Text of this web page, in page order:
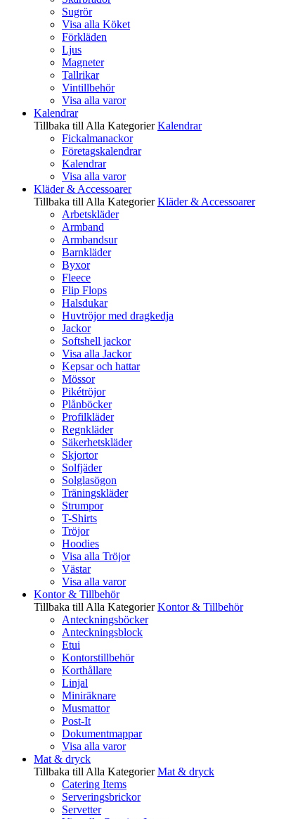
Sugrör
Visa alla Köket
Förkläden
Ljus
Magneter
Tallrikar
Vintillbehör
Visa alla varor
Kalendrar
Tillbaka till Alla Kategorier Kalendrar
Fickalmanackor
Företagskalendrar
Kalendrar
Visa alla varor
Kläder & Accessoarer
Tillbaka till Alla Kategorier Kläder & Accessoarer
Arbetskläder
Armband
Armbandsur
Barnkläder
Byxor
Fleece
Flip Flops
Halsdukar
Huvtröjor med dragkedja
Jackor
Softshell jackor
Visa alla Jackor
Kepsar och hattar
Mössor
Pikétröjor
Plånböcker
Profilkläder
Regnkläder
Säkerhetskläder
Skjortor
Solfjäder
Solglasögon
Träningskläder
Strumpor
T-Shirts
Tröjor
Hoodies
Visa alla Tröjor
Västar
Visa alla varor
Kontor & Tillbehör
Tillbaka till Alla Kategorier Kontor & Tillbehör
Anteckningsböcker
Anteckningsblock
Etui
Kontorstillbehör
Korthållare
Linjal
Miniräknare
Musmattor
Post-It
Dokumentmappar
Visa alla varor
Mat & dryck
Tillbaka till Alla Kategorier Mat & dryck
Catering Items
Serveringsbrickor
Servetter